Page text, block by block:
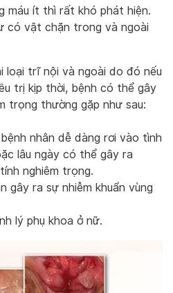
máu ít thì rất khó phát hiện.
có vật chặn trong và ngoài
loại trĩ nội và ngoài do đó nếu
trị kịp thời, bệnh có thể gây
trọng thường gặp như sau:
nhân dễ dàng rơi vào tình
lâu ngày có thể gây ra
nghiêm trọng.
gây ra sự nhiễm khuẩn vùng
lý phụ khoa ở nữ.